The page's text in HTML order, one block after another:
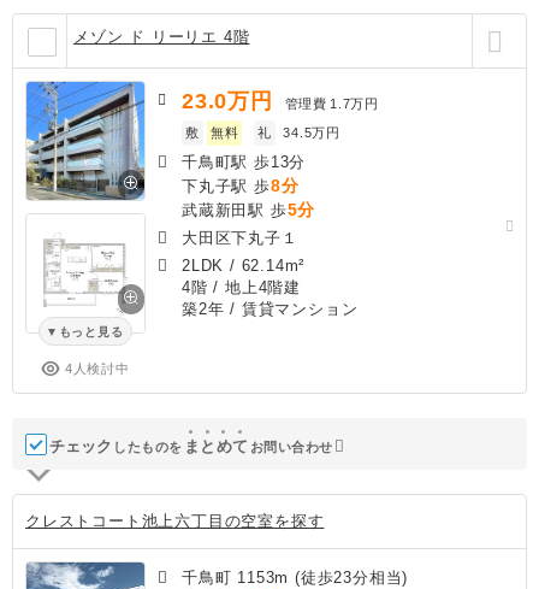
メゾン ド リーリエ 4階
もっと見る
4人検討中
23.0万円 管理費 1.7万円
敷
無料 礼 34.5万円
千鳥町駅 歩13分
下丸子駅 歩8分
武蔵新田駅 歩5分
大田区下丸子１
2LDK / 62.14m²
4階 / 地上4階建
築2年 / 賃貸マンション
チェック したものを ま と めて お問い合わせ
クレストコート池上六丁目の空室を探す
千鳥町 1153m (徒歩23分相当)